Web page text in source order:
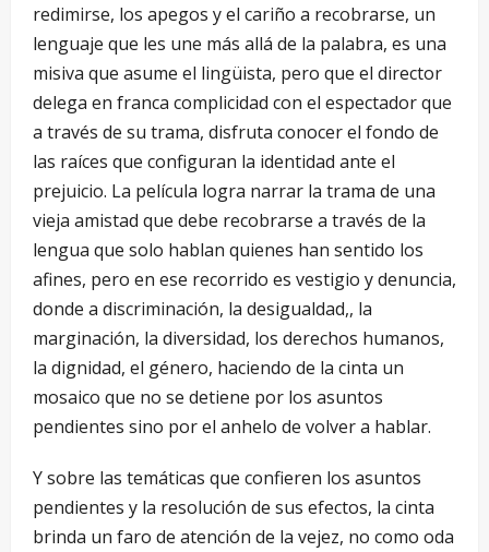
redimirse, los apegos y el cariño a recobrarse, un
lenguaje que les une más allá de la palabra, es una
misiva que asume el lingüista, pero que el director
delega en franca complicidad con el espectador que
a través de su trama, disfruta conocer el fondo de
las raíces que configuran la identidad ante el
prejuicio. La película logra narrar la trama de una
vieja amistad que debe recobrarse a través de la
lengua que solo hablan quienes han sentido los
afines, pero en ese recorrido es vestigio y denuncia,
donde a discriminación, la desigualdad,, la
marginación, la diversidad, los derechos humanos,
la dignidad, el género, haciendo de la cinta un
mosaico que no se detiene por los asuntos
pendientes sino por el anhelo de volver a hablar.
Y sobre las temáticas que confieren los asuntos
pendientes y la resolución de sus efectos, la cinta
brinda un faro de atención de la vejez, no como oda